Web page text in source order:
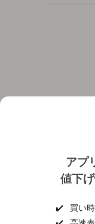
アプ
値下
✔️
買い
個人情
ヘル